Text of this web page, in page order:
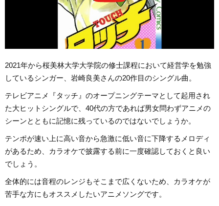
2021年から桜美林大学大学院の修士課程において経営学を勉強
しているシンガー、岩崎良美さんの20作目のシングル曲。
テレビアニメ『タッチ』のオープニングテーマとして起用され
た大ヒットシングルで、40代の方であれば男女問わずアニメの
シーンとともに記憶に残っているのではないでしょうか。
テンポが速い上に高い音から急激に低い音に下降するメロディ
があるため、カラオケで披露する前に一度確認しておくと良い
でしょう。
全体的には音程のレンジもそこまで広くないため、カラオケが
苦手な方にもオススメしたいアニメソングです。